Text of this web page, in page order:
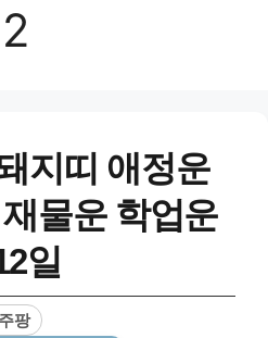
지띠 애정운
물운 학업운
일
팡